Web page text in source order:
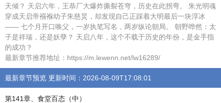
天倾？ 天启六年，王恭厂大爆炸撕裂苍穹，历史在此拐弯。 朱光明魂
穿成天启帝襁褓幼子朱慈炅，却发现自己正踩着大明最后一块浮冰
—— 七个月开口唤父，一岁执笔写名，两岁纵论朝局。 朝野哗然：太
子是祥瑞，还是妖孽？ 天启八年，这个不载于历史的年份，是金手指
的成功？
最新章节推荐地址：https://m.lewenn.net/lw16289/
最新章节预览 更新时间：2026-08-09T17:08:01
第141章、食堂百态（中）